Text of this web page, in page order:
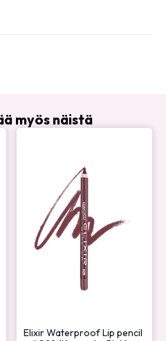
myös näistä
Elixir Waterproof Lip pencil